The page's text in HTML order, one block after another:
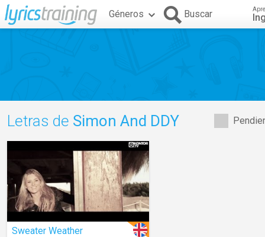
Géneros Buscar
Letras de Simon And DDY
Sweater Weather